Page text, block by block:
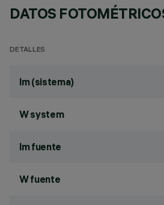
DATOS
DETALLES
lm (sistema)
W system
lm fuente
W fuente